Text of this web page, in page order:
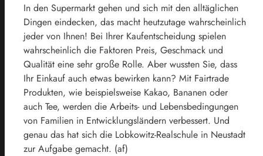
In den Supermarkt gehen und sich mit den alltäglichen
Dingen eindecken, das macht heutzutage wahrscheinlich
jeder von Ihnen! Bei Ihrer Kaufentscheidung spielen
wahrscheinlich die Faktoren Preis, Geschmack und
Qualität eine sehr große Rolle. Aber wussten Sie, dass
Ihr Einkauf auch etwas bewirken kann? Mit Fairtrade
Produkten, wie beispielsweise Kakao, Bananen oder
auch Tee, werden die Arbeits- und Lebensbedingungen
von Familien in Entwicklungsländern verbessert. Und
genau das hat sich die Lobkowitz-Realschule in Neustadt
zur Aufgabe gemacht. (af)